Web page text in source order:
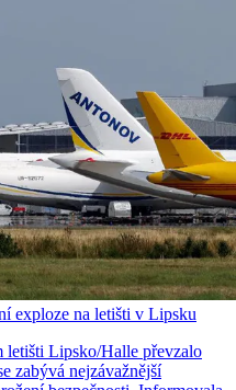
exploze na letišti v Lipsku
letišti Lipsko/Halle převzalo
zabývá nejzávažnější